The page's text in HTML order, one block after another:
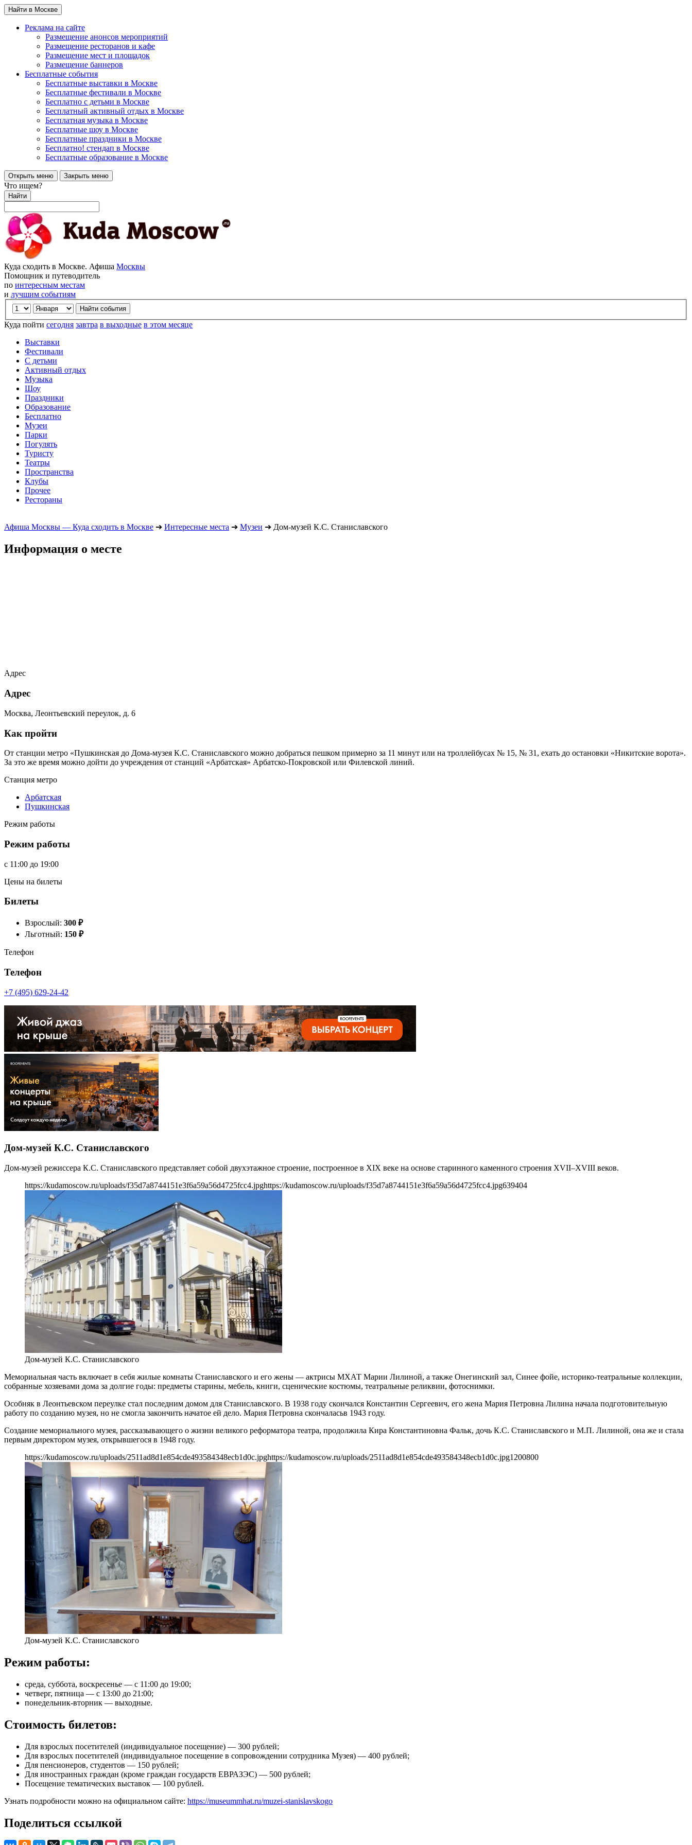
Найти в Москве
Реклама на сайте
Размещение анонсов мероприятий
Размещение ресторанов и кафе
Размещение мест и площадок
Размещение баннеров
Бесплатные события
Бесплатные выставки в Москве
Бесплатные фестивали в Москве
Бесплатно с детьми в Москве
Бесплатный активный отдых в Москве
Бесплатная музыка в Москве
Бесплатные шоу в Москве
Бесплатные праздники в Москве
Бесплатно! стендап в Москве
Бесплатные образование в Москве
Открыть меню Закрыть меню
Что ищем?
Найти
Куда сходить в Москве. Афиша Москвы
Помощник и путеводитель
по интересным местам
и лучшим событиям
Куда пойти сегодня завтра в выходные в этом месяце
Выставки
Фестивали
С детьми
Активный отдых
Музыка
Шоу
Праздники
Образование
Бесплатно
Музеи
Парки
Погулять
Туристу
Театры
Пространства
Клубы
Прочее
Рестораны
Афиша Москвы — Куда сходить в Москве ➔ Интересные места ➔ Музеи ➔ Дом-музей К.С. Станиславского
Информация о месте
Адрес
Адрес
Москва, Леонтьевский переулок, д. 6
Как пройти
От станции метро «Пушкинская до Дома-музея К.С. Станиславского можно добраться пешком примерно за 11 минут или на троллейбусах № 15, № 31, ехать до остановки «Никитские ворота».
За это же время можно дойти до учреждения от станций «Арбатская» Арбатско-Покровской или Филевской линий.
Станция метро
Арбатская
Пушкинская
Режим работы
Режим работы
c 11:00 до 19:00
Цены на билеты
Билеты
Взрослый: 300 ₽
Льготный: 150 ₽
Телефон
Телефон
+7 (495) 629-24-42
Дом-музей К.С. Станиславского
Дом-музей режиссера К.С. Станиславского представляет собой двухэтажное строение, построенное в XIX веке на основе старинного каменного строения XVII–XVIII веков.
https://kudamoscow.ru/uploads/f35d7a8744151e3f6a59a56d4725fcc4.jpghttps://kudamoscow.ru/uploads/f35d7a8744151e3f6a59a56d4725fcc4.jpg639404
Дом-музей К.С. Станиславского
Мемориальная часть включает в себя жилые комнаты Станиславского и его жены — актрисы МХАТ Марии Лилиной, а также Онегинский зал, Синее фойе, историко-театральные коллекции,
собранные хозяевами дома за долгие годы: предметы старины, мебель, книги, сценические костюмы, театральные реликвии, фотоснимки.
Особняк в Леонтьевском переулке стал последним домом для Станиславского. В 1938 году скончался Константин Сергеевич, его жена Мария Петровна Лилина начала подготовительную
работу по созданию музея, но не смогла закончить начатое ей дело. Мария Петровна скончаласьв 1943 году.
Создание мемориального музея, рассказывающего о жизни великого реформатора театра, продолжила Кира Константиновна Фальк, дочь К.С. Станиславского и М.П. Лилиной, она же и стала
первым директором музея, открывшегося в 1948 году.
https://kudamoscow.ru/uploads/2511ad8d1e854cde493584348ecb1d0c.jpghttps://kudamoscow.ru/uploads/2511ad8d1e854cde493584348ecb1d0c.jpg1200800
Дом-музей К.С. Станиславского
Режим работы:
среда, суббота, воскресенье — с 11:00 до 19:00;
четверг, пятница — с 13:00 до 21:00;
понедельник-вторник — выходные.
Стоимость билетов:
Для взрослых посетителей (индивидуальное посещение) — 300 рублей;
Для взрослых посетителей (индивидуальное посещение в сопровождении сотрудника Музея) — 400 рублей;
Для пенсионеров, студентов — 150 рублей;
Для иностранных граждан (кроме граждан государств ЕВРАЗЭС) — 500 рублей;
Посещение тематических выставок — 100 рублей.
Узнать подробности можно на официальном сайте: https://museummhat.ru/muzei-stanislavskogo
Поделиться ссылкой